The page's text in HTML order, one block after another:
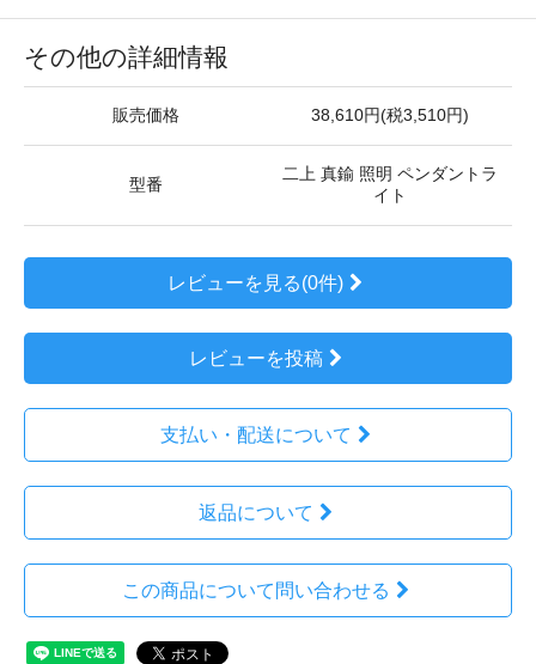
その他の詳細情報
販売価格 38,610円(税3,510円)
型番
二上 真鍮 照明 ペンダントラ
イト
レビューを見る(0件)
レビューを投稿
支払い・配送について
返品について
この商品について問い合わせる